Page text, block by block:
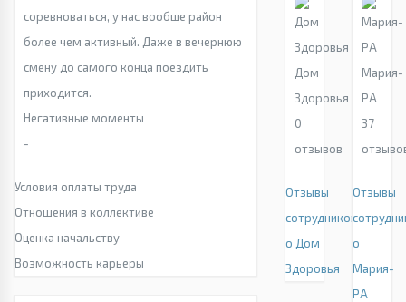
соревноваться, у нас вообще район
более чем активный. Даже в вечернюю
смену до самого конца поездить
приходится.
Негативные моменты
-
Условия оплаты труда
Отношения в коллективе
Оценка начальству
Возможность карьеры
Дом
Здоровья
0
отзывов
Отзывы
сотрудников
о Дом
Здоровья
Мария-
РА
37
Отзывы
о
Мария-
РА